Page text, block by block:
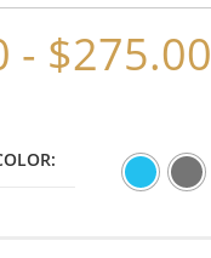
- $275.00